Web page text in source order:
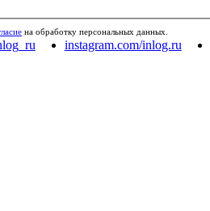
на обработку персональных данных.
instagram.com/inlog.ru